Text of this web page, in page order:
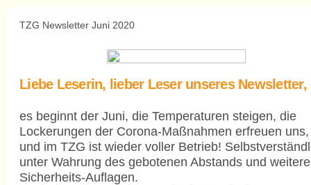
TZG Newsletter Juni 2020
Liebe Leserin, lieber Leser unseres Newsletter,
es beginnt der Juni, die Temperaturen steigen, die
Lockerungen der Corona-Maßnahmen erfreuen uns,
und im TZG ist wieder voller Betrieb!
unter Wahrung des gebotenen Abstands und
Sicherheits-Auflagen.